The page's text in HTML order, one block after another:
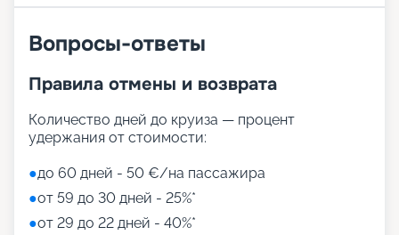
Вопросы-ответы
Правила отмены и возврата
Количество дней до круиза — процент
удержания от стоимости:
●до 60 дней - 50 €/на пассажира
●от 59 до 30 дней - 25%*
●от 29 до 22 дней - 40%*